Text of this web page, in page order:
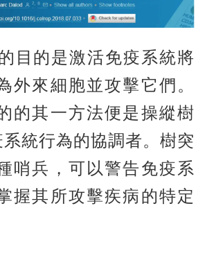
目的是激活免疫系統將
外來細胞並攻擊它們。
的其一方法便是操縱樹
統行為的協調者。樹突
哨兵，可以警告免疫系
握其所攻擊疾病的特定